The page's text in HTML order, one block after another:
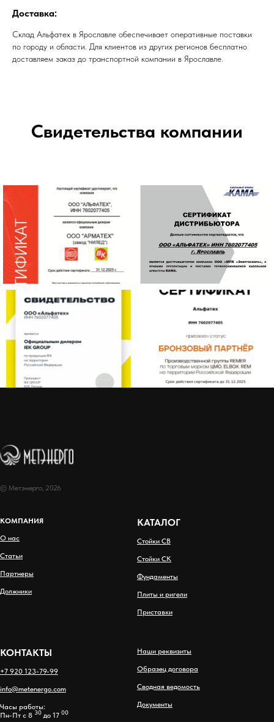
Доставка:
Склад Альфатех в Ярославле обеспечивает оперативные поставки
по городу и области. Для клиентов из других регионов бесплатно
доставляем заказ до транспортной компании в Ярославле.
Свидетельства компании
© Метэнерго, 2026
КОМПАНИЯ
О нас
Статьи
Партнеры
Должники
КАТАЛОГ
Стойки СВ
Стойки СК
Фундаменты
Плиты и ригели
Приставки
КОНТАКТЫ
+7 920 123-79-99
info@metenergo.com
Часы работы:
Пн-Пт с 8 30 до 17 00
Наши реквизиты
Образец договора
Сводная ведомость
Документы